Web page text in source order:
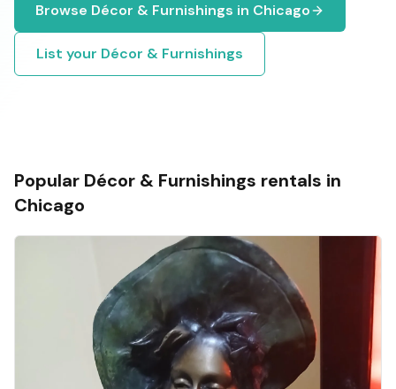
Browse Décor & Furnishings in Chicago
List your Décor & Furnishings
Popular Décor & Furnishings rentals in
Chicago